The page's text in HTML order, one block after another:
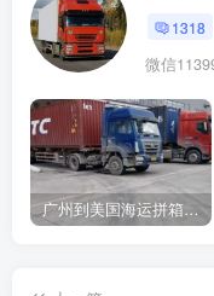
1318
广州到美国海运拼箱多少钱？2024年最新运费构成+隐藏费用避坑指南